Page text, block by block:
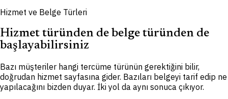
Hizmet ve Belge Türleri
Hizmet türünden de belge türünden de
başlayabilirsiniz
Bazı müşteriler hangi tercüme türünün gerektiğini bilir,
doğrudan hizmet sayfasına gider. Bazıları belgeyi tarif edip ne
yapılacağını bizden duyar. İki yol da aynı sonuca çıkıyor.